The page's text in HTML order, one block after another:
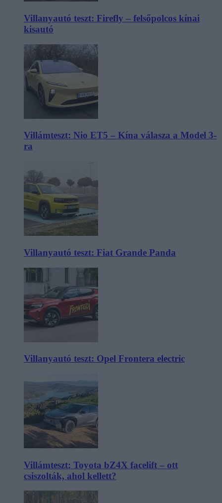
Villanyautó teszt: Firefly – felsőpolcos kínai
kisautó
Villámteszt: Nio ET5 – Kína válasza a Model 3-
ra
Villanyautó teszt: Fiat Grande Panda
Villanyautó teszt: Opel Frontera electric
Villámteszt: Toyota bZ4X facelift – ott
csiszolták, ahol kellett?